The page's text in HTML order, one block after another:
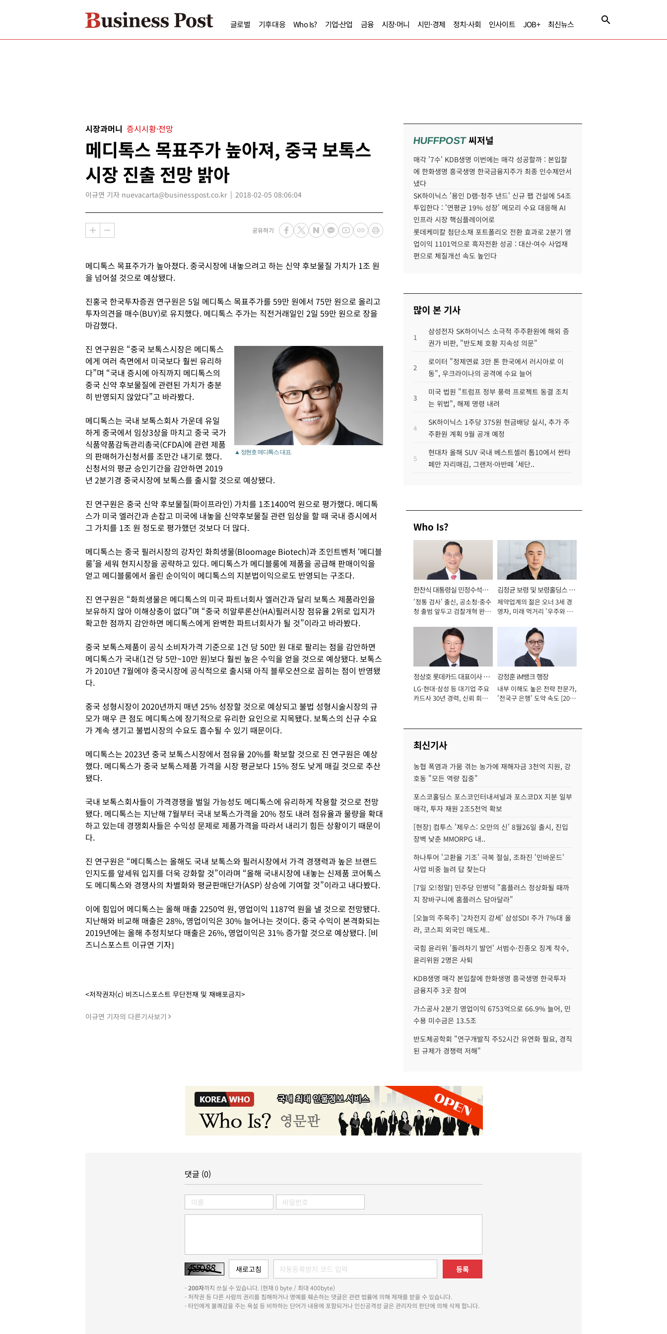
글로벌 기후대응 Who Is? 기업·산업 금융 시장·머니 시민·경제 정치·사회 인사이트 JOB+ 최신뉴스
시장과머니 증시시황·전망
메디톡스 목표주가 높아져, 중국 보톡스
시장 진출 전망 밝아
이규연 기자 nuevacarta@businesspost.co.kr 2018-02-05 08:06:04
공유하기
메디톡스 목표주가가 높아졌다. 중국시장에 내놓으려고 하는 신약 후보물질 가치가 1조 원
을 넘어설 것으로 예상됐다.
진홍국 한국투자증권 연구원은 5일 메디톡스 목표주가를 59만 원에서 75만 원으로 올리고
투자의견을 매수(BUY)로 유지했다. 메디톡스 주가는 직전거래일인 2일 59만 원으로 장을
마감했다.
▲ 정현호 메디톡스 대표.
진 연구원은 “중국 보톡스시장은 메디톡스
에게 여러 측면에서 미국보다 훨씬 유리하
다”며 “국내 증시에 아직까지 메디톡스의
중국 신약 후보물질에 관련된 가치가 충분
히 반영되지 않았다”고 바라봤다.
메디톡스는 국내 보톡스회사 가운데 유일
하게 중국에서 임상3상을 마치고 중국 국가
식품약품감독관리총국(CFDA)에 관련 제품
의 판매허가신청서를 조만간 내기로 했다.
신청서의 평균 승인기간을 감안하면 2019
년 2분기경 중국시장에 보톡스를 출시할 것으로 예상됐다.
진 연구원은 중국 신약 후보물질(파이프라인) 가치를 1조1400억 원으로 평가했다. 메디톡
스가 미국 엘러간과 손잡고 미국에 내놓을 신약후보물질 관련 임상을 할 때 국내 증시에서
그 가치를 1조 원 정도로 평가했던 것보다 더 많다.
메디톡스는 중국 필러시장의 강자인 화희생물(Bloomage Biotech)과 조인트벤처 ‘메디블
룸’을 세워 현지시장을 공략하고 있다. 메디톡스가 메디블룸에 제품을 공급해 판매이익을
얻고 메디블룸에서 올린 순이익이 메디톡스의 지분법이익으로도 반영되는 구조다.
진 연구원은 “화희생물은 메디톡스의 미국 파트너회사 엘러간과 달리 보톡스 제품라인을
보유하지 않아 이해상충이 없다”며 “중국 히알루론산(HA)필러시장 점유율 2위로 입지가
확고한 점까지 감안하면 메디톡스에게 완벽한 파트너회사가 될 것”이라고 바라봤다.
중국 보톡스제품이 공식 소비자가격 기준으로 1건 당 50만 원 대로 팔리는 점을 감안하면
메디톡스가 국내(1건 당 5만~10만 원)보다 훨씬 높은 수익을 얻을 것으로 예상됐다. 보톡스
가 2010년 7월에야 중국시장에 공식적으로 출시돼 아직 블루오션으로 꼽히는 점이 반영됐
다.
중국 성형시장이 2020년까지 매년 25% 성장할 것으로 예상되고 불법 성형시술시장의 규
모가 매우 큰 점도 메디톡스에 장기적으로 유리한 요인으로 지목됐다. 보톡스의 신규 수요
가 계속 생기고 불법시장의 수요도 흡수될 수 있기 때문이다.
메디톡스는 2023년 중국 보톡스시장에서 점유율 20%를 확보할 것으로 진 연구원은 예상
했다. 메디톡스가 중국 보톡스제품 가격을 시장 평균보다 15% 정도 낮게 매길 것으로 추산
됐다.
국내 보톡스회사들이 가격경쟁을 벌일 가능성도 메디톡스에 유리하게 작용할 것으로 전망
됐다. 메디톡스는 지난해 7월부터 국내 보톡스가격을 20% 정도 내려 점유율과 물량을 확대
하고 있는데 경쟁회사들은 수익성 문제로 제품가격을 따라서 내리기 힘든 상황이기 때문이
다.
진 연구원은 “메디톡스는 올해도 국내 보톡스와 필러시장에서 가격 경쟁력과 높은 브랜드
인지도를 앞세워 입지를 더욱 강화할 것”이라며 “올해 국내시장에 내놓는 신제품 코어톡스
도 메디톡스와 경쟁사의 차별화와 평균판매단가(ASP) 상승에 기여할 것”이라고 내다봤다.
이에 힘입어 메디톡스는 올해 매출 2250억 원, 영업이익 1187억 원을 낼 것으로 전망됐다.
지난해와 비교해 매출은 28%, 영업이익은 30% 늘어나는 것이다. 중국 수익이 본격화되는
2019년에는 올해 추정치보다 매출은 26%, 영업이익은 31% 증가할 것으로 예상됐다. [비
즈니스포스트 이규연 기자]
<저작권자(c) 비즈니스포스트 무단전재 및 재배포금지>
이규연 기자의 다른기사보기
HUFFPOST씨저널
매각 '7수' KDB생명 이번에는 매각 성공할까 : 본입찰
에 한화생명 흥국생명 한국금융지주가 최종 인수제안서
냈다
SK하이닉스 '용인 D램-청주 낸드' 신규 팹 건설에 54조
투입한다 : '연평균 19% 성장' 메모리 수요 대응해 AI
인프라 시장 핵심플레이어로
롯데케미칼 첨단소재 포트폴리오 전환 효과로 2분기 영
업이익 1101억으로 흑자전환 성공 : 대산·여수 사업재
편으로 체질개선 속도 높인다
많이 본 기사
1
삼성전자 SK하이닉스 소극적 주주환원에 해외 증
권가 비판, "반도체 호황 지속성 의문"
2
로이터 "정제연료 3만 톤 한국에서 러시아로 이
동", 우크라이나의 공격에 수요 늘어
3
미국 법원 "트럼프 정부 풍력 프로젝트 동결 조치
는 위법", 해제 명령 내려
4
SK하이닉스 1주당 375원 현금배당 실시, 추가 주
주환원 계획 9월 공개 예정
5
현대차 올해 SUV 국내 베스트셀러 톱10에서 싼타
페만 자리매김, 그랜저·아반떼 '세단..
Who Is?
한찬식 대통령실 민정수석비
서관
'정통 검사' 출신, 공소청·중수
청 출범 앞두고 검찰개혁 완수
김정균 보령 및 보령홀딩스 대
표이사 사장
제약업계의 젊은 오너 3세 경
영자, 미래 먹거리 '우주와 헬
정상호 롯데카드 대표이사 사
장
LG·현대·삼성 등 대기업 주요
카드사 30년 경력, 신뢰 회복
강정훈 iM뱅크 행장
내부 이해도 높은 전략 전문가,
'전국구 은행' 도약 속도 [2026
최신기사
농협 폭염과 가뭄 겪는 농가에 재해자금 3천억 지원, 강
호동 "모든 역량 집중"
포스코홀딩스 포스코인터내셔널과 포스코DX 지분 일부
매각, 투자 재원 2조5천억 확보
[현장] 컴투스 '제우스: 오만의 신' 8월26일 출시, 진입
장벽 낮춘 MMORPG 내..
하나투어 '고환율 기조' 극복 절실, 조좌진 '인바운드'
사업 비중 늘려 답 찾는다
[7일 오!정말] 민주당 민병덕 "홈플러스 정상화될 때까
지 장바구니에 홈플러스 담아달라"
[오늘의 주목주] '2차전지 강세' 삼성SDI 주가 7%대 올
라, 코스피 외국인 매도세..
국힘 윤리위 '돌려차기 발언' 서범수·진종오 징계 착수,
윤리위원 2명은 사퇴
KDB생명 매각 본입찰에 한화생명 흥국생명 한국투자
금융지주 3곳 참여
가스공사 2분기 영업이익 6753억으로 66.9% 늘어, 민
수용 미수금은 13.5조
반도체공학회 "연구개발직 주52시간 유연화 필요, 경직
된 규제가 경쟁력 저해"
댓글 (0)
등록
-200자까지 쓰실 수 있습니다. (현재 0 byte / 최대 400byte)
- 저작권 등 다른 사람의 권리를 침해하거나 명예를 훼손하는 댓글은 관련 법률에 의해 제재를 받을 수 있습니다.
- 타인에게 불쾌감을 주는 욕설 등 비하하는 단어가 내용에 포함되거나 인신공격성 글은 관리자의 판단에 의해 삭제 합니다.